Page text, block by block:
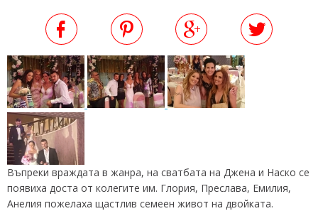
Въпреки враждата в жанра, на сватбата на Джена и Наско се
появиха доста от колегите им. Глория, Преслава, Емилия,
Анелия пожелаха щастлив семеен живот на двойката.